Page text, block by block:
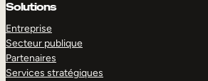
Solutions
Entreprise
Secteur publique
Partenaires
Services stratégiques